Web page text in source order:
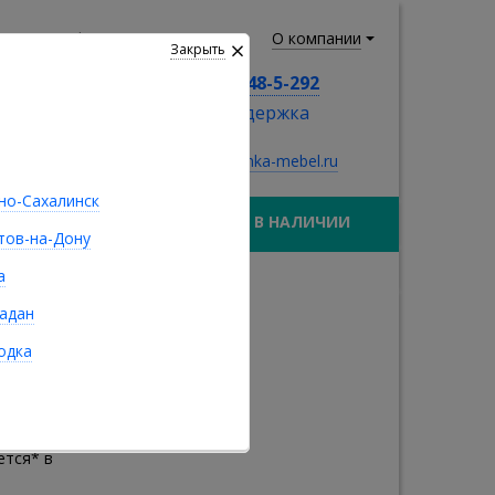
информация О компании
8 (924) 548-5-292
тех. поддержка
sale@ivushka-mebel.ru
В НАЛИЧИИ
а
в
Закрыть
Сахалинск
на-Дону